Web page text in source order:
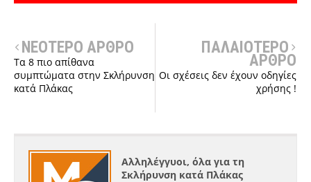
ΝΕΟΤΕΡΟ ΑΡΘΡΟ
Τα 8 πιο απίθανα
συμπτώματα στην Σκλήρυνση
κατά Πλάκας
ΠΑΛΑΙΟΤΕΡΟ
ΑΡΘΡΟ
Οι σχέσεις δεν έχουν οδηγίες
χρήσης !
Αλληλέγγυοι, όλα για τη
Σκλήρυνση κατά Πλάκας